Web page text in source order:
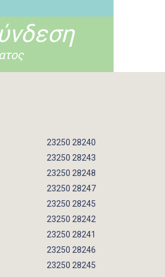
23250 28240
23250 28243
23250 28248
23250 28247
23250 28245
23250 28242
23250 28241
23250 28246
23250 28245